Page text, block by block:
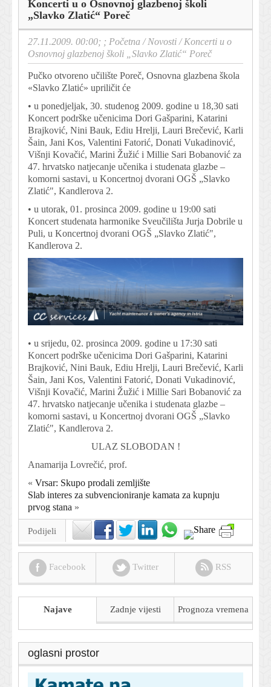
Koncerti u o Osnovnoj glazbenoj školi
„Slavko Zlatić“ Poreč
27.11.2009. 00:00; ; Početna /Novosti /Koncerti u o
Osnovnoj glazbenoj školi „Slavko Zlatić“ Poreč
Pučko otvoreno učilište Poreč, Osnovna glazbena škola
«Slavko Zlatić» upriličit će
• u ponedjeljak, 30. studenog 2009. godine u 18,30 sati
Koncert podrške učenicima Dori Gašparini, Katarini
Brajković, Nini Bauk, Ediu Hrelji, Lauri Brečević, Karli
Šain, Jani Kos, Valentini Fatorić, Donati Vukadinović,
Višnji Kovačić, Marini Žužić i Millie Sari Bobanović za
47. hrvatsko natjecanje učenika i studenata glazbe –
komorni sastavi, u Koncertnoj dvorani OGŠ „Slavko
Zlatić", Kandlerova 2.
• u utorak, 01. prosinca 2009. godine u 19:00 sati
Koncert studenata harmonike Sveučilišta Jurja Dobrile u
Puli, u Koncertnoj dvorani OGŠ „Slavko Zlatić",
Kandlerova 2.
• u srijedu, 02. prosinca 2009. godine u 17:30 sati
Koncert podrške učenicima Dori Gašparini, Katarini
Brajković, Nini Bauk, Ediu Hrelji, Lauri Brečević, Karli
Šain, Jani Kos, Valentini Fatorić, Donati Vukadinović,
Višnji Kovačić, Marini Žužić i Millie Sari Bobanović za
47. hrvatsko natjecanje učenika i studenata glazbe –
komorni sastavi, u Koncertnoj dvorani OGŠ „Slavko
Zlatić", Kandlerova 2.
ULAZ SLOBODAN !
Anamarija Lovrečić, prof.
« Vrsar: Skupo prodali zemljište
Slab interes za subvencioniranje kamata za kupnju
prvog stana »
Podijeli
Facebook Twitter RSS
Najave Zadnje vijesti Prognoza vremena
oglasni prostor